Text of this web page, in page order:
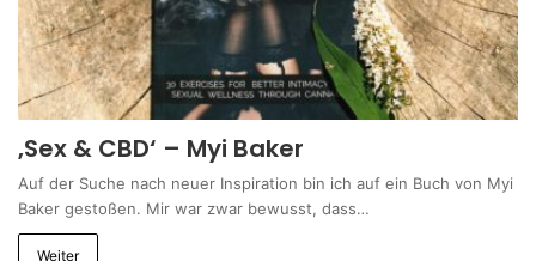
‚Sex & CBD‘ – Myi Baker
Auf der Suche nach neuer Inspiration bin ich auf ein Buch von Myi
Baker gestoßen. Mir war zwar bewusst, dass…
Weiter